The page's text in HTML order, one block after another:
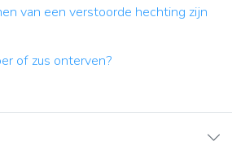
van een verstoorde hechting zijn
of zus onterven?